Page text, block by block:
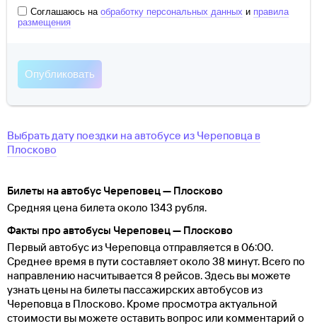
Соглашаюсь на обработку персональных данных и правила
размещения
Выбрать дату поездки на автобусе из Череповца в
Плосково
Билеты на автобус Череповец — Плосково
Средняя цена билета около 1343 рубля.
Факты про автобусы Череповец — Плосково
Первый автобус из Череповца отправляется в 06:00.
Среднее время в пути составляет около 38 минут. Всего по
направлению насчитывается 8 рейсов. Здесь вы можете
узнать цены на билеты пассажирских автобусов из
Череповца в Плосково. Кроме просмотра актуальной
стоимости вы можете оставить вопрос или комментарий о